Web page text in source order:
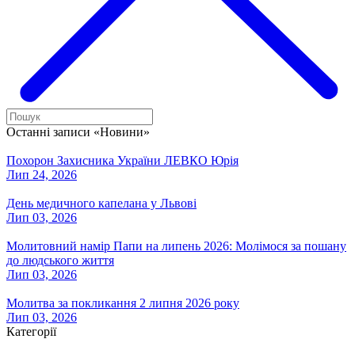
Останні записи «Новини»
Похорон Захисника України ЛЕВКО Юрія
Лип 24, 2026
День медичного капелана у Львові
Лип 03, 2026
Молитовний намір Папи на липень 2026: Молімося за пошану
до людського життя
Лип 03, 2026
Молитва за покликання 2 липня 2026 року
Лип 03, 2026
Категорії